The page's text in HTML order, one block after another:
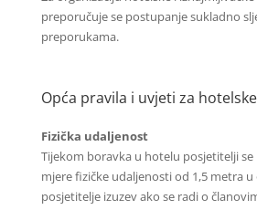
preporučuje se postupanje sukladno
preporukama.
Opća pravila i uvjeti za
Fizička udaljenost
Tijekom boravka u hotelu posjetitelji
mjere fizičke udaljenosti od 1,5 metra
posjetitelje izuzev ako se radi o